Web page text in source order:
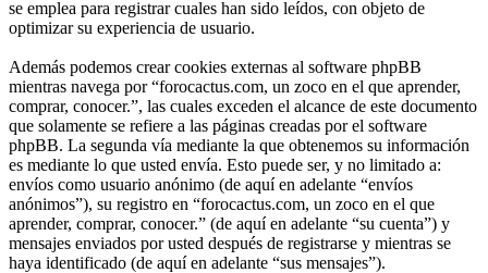
se emplea para registrar cuales han sido leídos, con objeto de
optimizar su experiencia de usuario.
Además podemos crear cookies externas al software phpBB
mientras navega por “forocactus.com, un zoco en el que aprender,
comprar, conocer.”, las cuales exceden el alcance de este documento
que solamente se refiere a las páginas creadas por el software
phpBB. La segunda vía mediante la que obtenemos su información
es mediante lo que usted envía. Esto puede ser, y no limitado a:
envíos como usuario anónimo (de aquí en adelante “envíos
anónimos”), su registro en “forocactus.com, un zoco en el que
aprender, comprar, conocer.” (de aquí en adelante “su cuenta”) y
mensajes enviados por usted después de registrarse y mientras se
haya identificado (de aquí en adelante “sus mensajes”).